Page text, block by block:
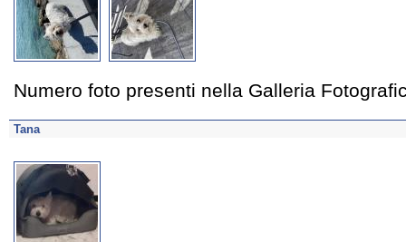
Numero foto presenti nella Galleria
Tana